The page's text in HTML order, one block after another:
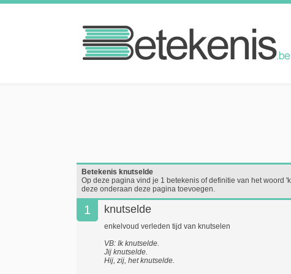
Betekenis knutselde
Op deze pagina vind je 1 betekenis of definitie van het woord
deze onderaan deze pagina toevoegen.
1 knutselde
enkelvoud verleden tijd van knutselen
VB: Ik knutselde.
Jij knutselde.
Hij, zij, het knutselde.